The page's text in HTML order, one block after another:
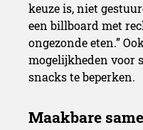
keuze is, niet
een billboard met
ongezonde eten.”
mogelijkheden voor
snacks te beperken.